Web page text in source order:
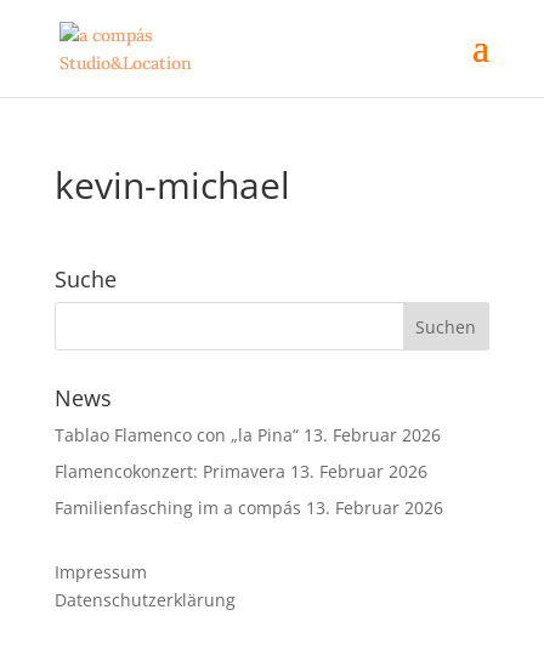
kevin-michael
Suche
News
Tablao Flamenco con „la Pina“ 13. Februar 2026
Flamencokonzert: Primavera 13. Februar 2026
Familienfasching im a compás 13. Februar 2026
Impressum
Datenschutzerklärung